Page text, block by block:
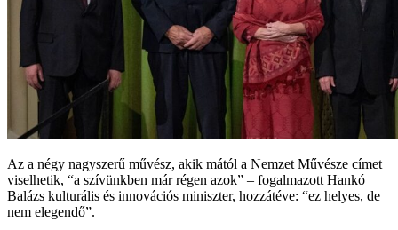
Az a négy nagyszerű művész, akik mától a Nemzet Művésze címet
viselhetik, “a szívünkben már régen azok” – fogalmazott Hankó
Balázs kulturális és innovációs miniszter, hozzátéve: “ez helyes, de
nem elegendő”.